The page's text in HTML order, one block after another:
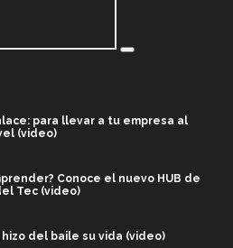
para llevar a tu empresa al
(video)
Conoce el nuevo HUB de
Tec (video)
hizo del baile su vida (video)